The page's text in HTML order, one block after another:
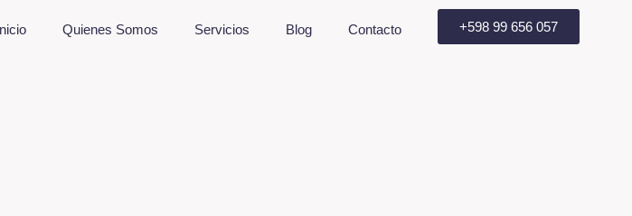
Quienes Somos Servicios Blog Contacto +598 99 656 057